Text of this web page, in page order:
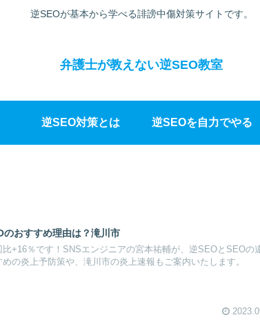
逆SEOが基本から学べる誹謗中傷対策サイトです。
弁護士が教えない逆SEO教室
逆SEO対策とは 逆SEOを自力でやる
のおすすめ理由は？滝川市
+16％です！SNSエンジニアの宮本祐輔が、逆SEOとSEOの
の炎上予防策や、滝川市の炎上速報もご案内いたします。